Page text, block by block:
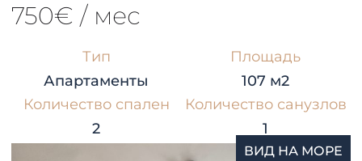
750€ / мес
Тип
Апартаменты
Площадь
107 м2
Количество спален
2
Количество санузлов
1
ВИД НА МОРЕ